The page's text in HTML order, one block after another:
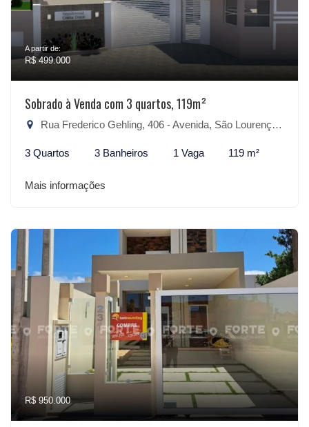
A partir de:
R$ 499.000
Sobrado à Venda com 3 quartos, 119m²
Rua Frederico Gehling, 406 - Avenida, São Lourenço do Sul-RS
3 Quartos 3 Banheiros 1 Vaga 119 m²
Mais informações
R$ 950.000